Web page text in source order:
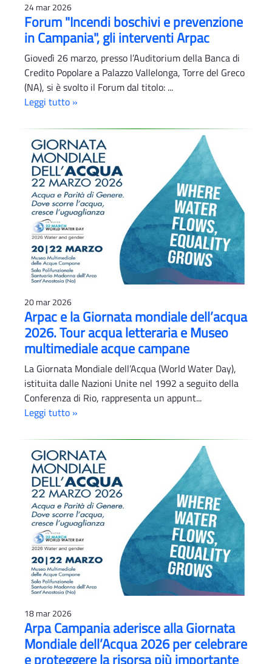
24 mar 2026
Forum "Incendi boschivi e prevenzione
in Campania", gli interventi Arpac
Giovedì 26 marzo, presso l’Auditorium della Banca di
Credito Popolare a Palazzo Vallelonga, Torre del Greco
(NA), si è svolto il Forum dal titolo: ...
Leggi tutto »
20 mar 2026
Arpac e la Giornata mondiale dell’acqua
2026. Tour acqua letteraria e Museo
multimediale acque campane
La Giornata Mondiale dell’Acqua (World Water Day),
istituita dalle Nazioni Unite nel 1992 a seguito della
Conferenza di Rio, rappresenta un appunt...
Leggi tutto »
18 mar 2026
Arpa Campania aderisce alla Giornata
Mondiale dell’Acqua 2026 per celebrare
e proteggere la risorsa più importante